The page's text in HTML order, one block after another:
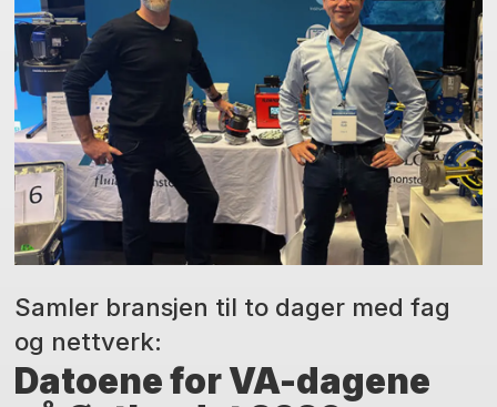
Samler bransjen til to dager med fag
og nettverk:
Datoene for VA-dagene